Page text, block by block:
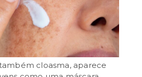
cloasma, aparece